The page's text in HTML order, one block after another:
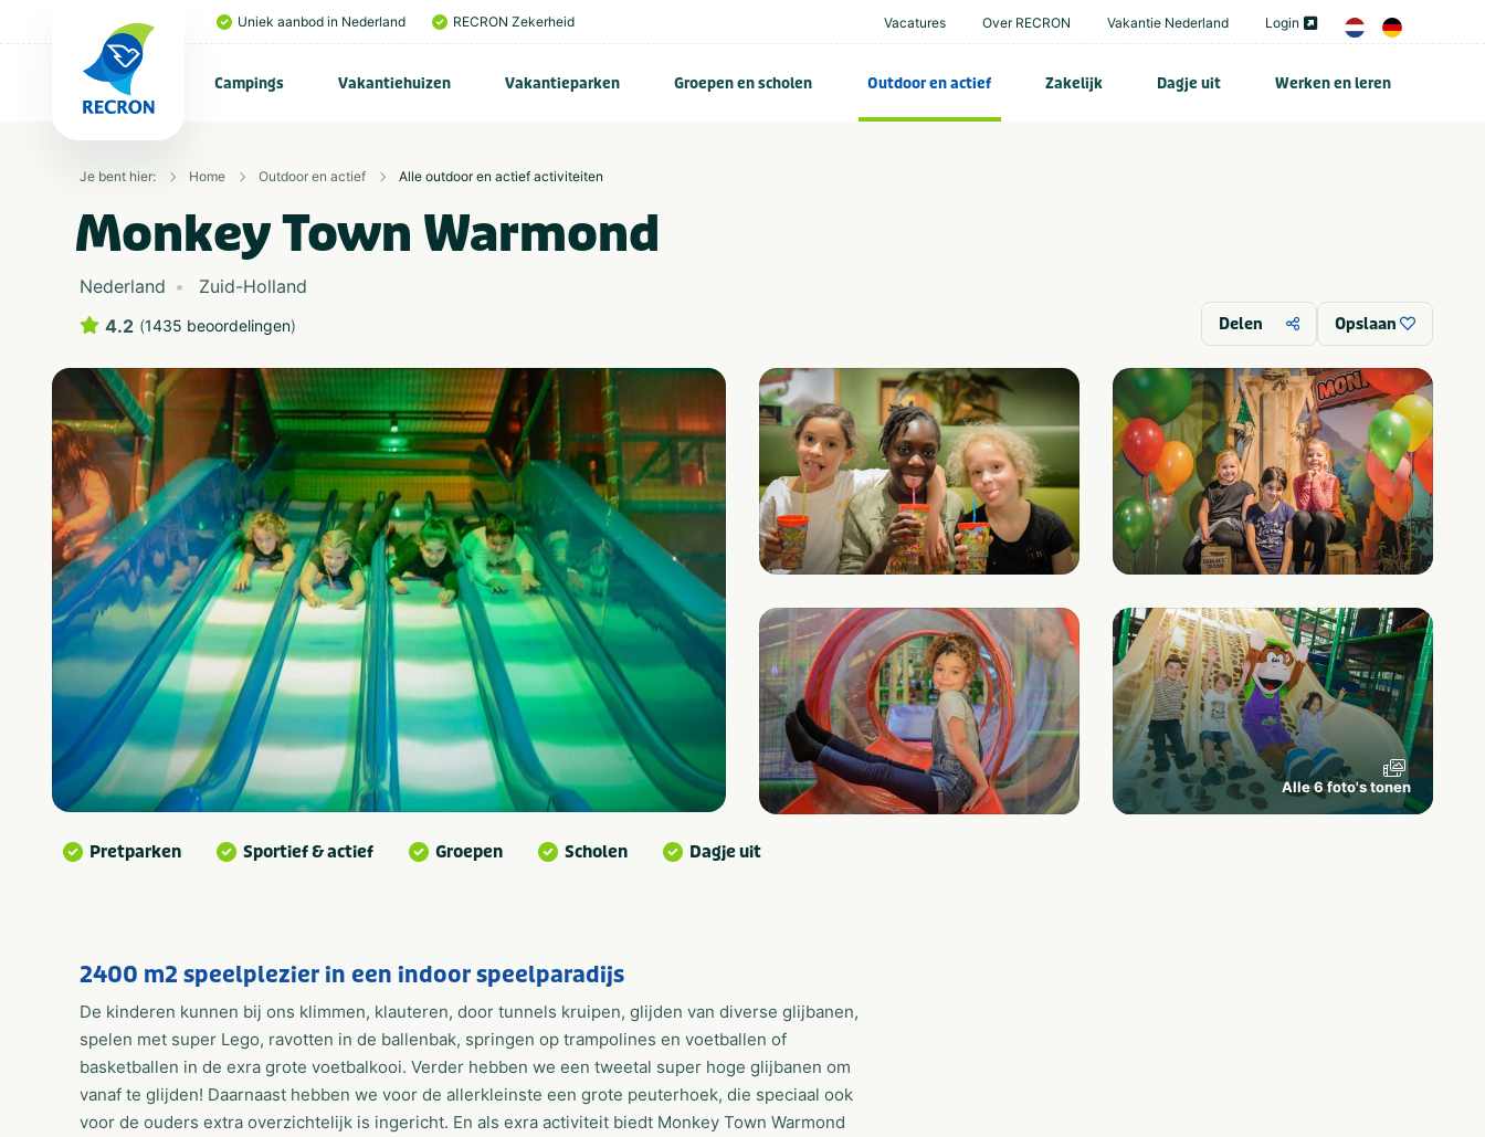
Uniek aanbod in Nederland RECRON Zekerheid Vacatures Over RECRON Vakantie Nederland Login
Campings Vakantiehuizen Vakantieparken Groepen en scholen Outdoor en actief Zakelijk Dagje uit Werken en leren
Je bent hier: Home Outdoor en actief Alle outdoor en actief activiteiten
Monkey Town Warmond
Nederland
Zuid-Holland
4.2 (1435 beoordelingen) Delen Opslaan
Alle 6 foto's tonen
Pretparken Sportief & actief Groepen Scholen Dagje uit
2400 m2 speelplezier in een indoor speelparadijs
De kinderen kunnen bij ons klimmen, klauteren, door tunnels kruipen, glijden van diverse glijbanen,
spelen met super Lego, ravotten in de ballenbak, springen op trampolines en voetballen of
basketballen in de exra grote voetbalkooi. Verder hebben we een tweetal super hoge glijbanen om
vanaf te glijden! Daarnaast hebben we voor de allerkleinste een grote peuterhoek, die speciaal ook
voor de ouders extra overzichtelijk is ingericht. En als exra activiteit biedt Monkey Town Warmond